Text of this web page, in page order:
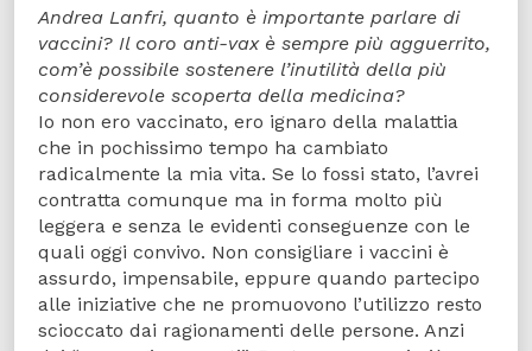
Andrea Lanfri, quanto è importante parlare di
vaccini? Il coro anti-vax è sempre più agguerrito,
com’è possibile sostenere l’inutilità della più
considerevole scoperta della medicina?
Io non ero vaccinato, ero ignaro della malattia
che in pochissimo tempo ha cambiato
radicalmente la mia vita. Se lo fossi stato, l’avrei
contratta comunque ma in forma molto più
leggera e senza le evidenti conseguenze con le
quali oggi convivo. Non consigliare i vaccini è
assurdo, impensabile, eppure quando partecipo
alle iniziative che ne promuovono l’utilizzo resto
scioccato dai ragionamenti delle persone. Anzi